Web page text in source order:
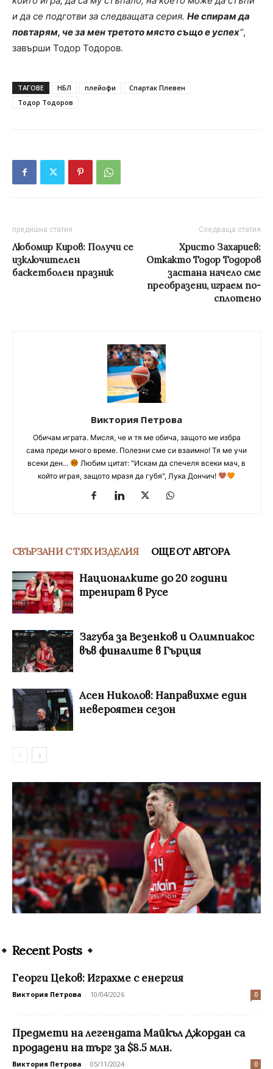
и да се подготви за следващата серия. Не спирам да
повтарям, че за мен третото място също е успех“,
завърши Тодор Тодоров.
ТАГОВЕ НБЛ плейофи
Спартак Плевен
Тодор Тодоров
предишна статия
Любомир Киров: Получи се
изключителен
баскетболен празник
Следваща статия
Христо Захариев:
Откакто Тодор Тодоров
застана начело сме
преобразени, играем по-
сплотено
Виктория Петрова
Обичам играта. Мисля, че и тя ме обича, защото ме избра
сама преди много време. Полезни сме си взаимно! Тя ме учи
всеки ден...
Любим цитат: "Искам да спечеля всеки мач, в
който играя, защото мразя да губя", Лука Дончич!
СВЪРЗАНИ С ТЯХ ИЗДЕЛИЯ ОЩЕ ОТ АВТОРА
Националките до 20 години
тренират в Русе
Загуба за Везенков и Олимпиакос
във финалите в Гърция
Асен Николов: Направихме един
невероятен сезон
Recent Posts
Георги Цеков: Играхме с енергия
Виктория Петрова - 10/04/2026 0
Предмети на легендата Майкъл Джордан са
продадени на търг за $8.5 млн.
Виктория Петрова - 05/11/2024 0